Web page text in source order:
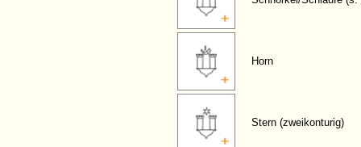
Horn
Stern (zweikonturig)